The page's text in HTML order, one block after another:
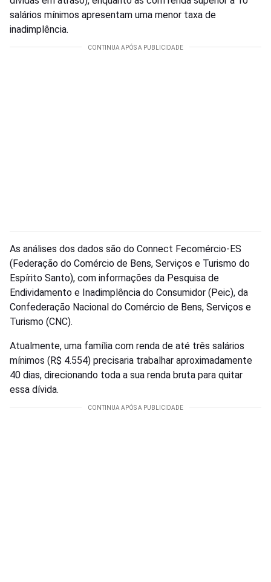
salários mínimos apresentam uma menor taxa de
inadimplência.
As análises dos dados são do Connect Fecomércio-ES
(Federação do Comércio de Bens, Serviços e Turismo do
Espírito Santo), com informações da Pesquisa de
Endividamento e Inadimplência do Consumidor (Peic), da
Confederação Nacional do Comércio de Bens, Serviços e
Turismo (CNC).
Atualmente, uma família com renda de até três salários
mínimos (R$ 4.554) precisaria trabalhar aproximadamente
40 dias, direcionando toda a sua renda bruta para quitar
essa dívida.